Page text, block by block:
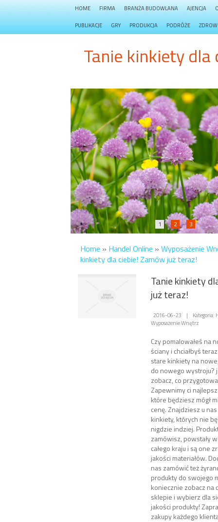
HOME FIRMA BRANŻA BUDOWLANA AJENCJA
PUBLIKACJE GRY PRODUKCJA PODRÓŻE
Tanie kinkiety
1 2 3
Home » Handel Online » Wyposażenie
kinkiety dla ciebie! Zamów już teraz!
Tanie kinkiety
już teraz!
2016-06-23 |
Kategoria:
Wyposażenie Wnętrz
Czy pomalowałeś na
ściany i chciałbyś
stare kinkiety na
do nowego wystroju?
zobacz, co
Zapewnimy ci
które będziesz mógł
cenę. Znajdziesz u
kinkiety, których nie
nigdzie indziej.
zamówisz, powstały
całego kraju i są one
jakości materiałów.
nas zamówić też
produkty do swojego
koniecznie zobacz na
sklepie i wybierz dla
jakości produkty!
zakupy każdego